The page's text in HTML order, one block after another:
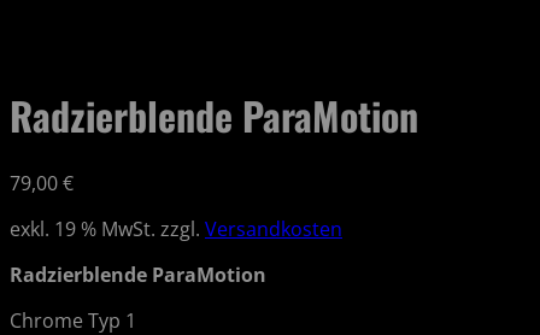
Radzierblende ParaMotion
79,00€
exkl. 19 % MwSt. zzgl. Versandkosten
Radzierblende ParaMotion
Chrome Typ 1